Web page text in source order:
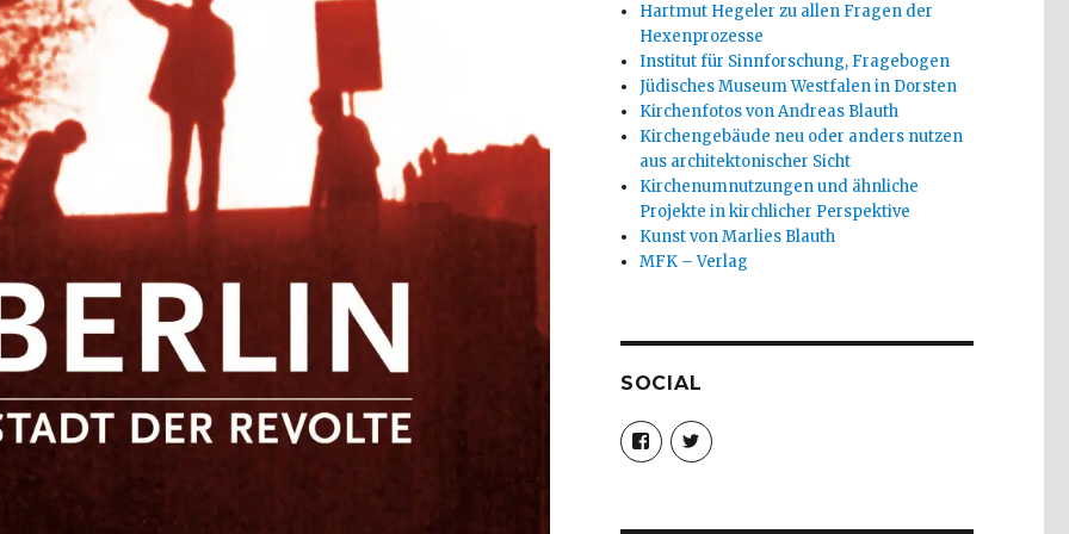
Hartmut Hegeler zu allen Fragen der
Hexenprozesse
Institut für Sinnforschung, Fragebogen
Jüdisches Museum Westfalen in Dorsten
Kirchenfotos von Andreas Blauth
Kirchengebäude neu oder anders nutzen
aus architektonischer Sicht
Kirchenumnutzungen und ähnliche
Projekte in kirchlicher Perspektive
Kunst von Marlies Blauth
MFK – Verlag
SOCIAL
Profil
von
christoph.fleischer1
anzeigen
Profil
von
anzeigen